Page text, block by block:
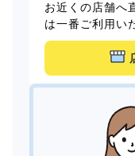
お近くの店舗へ
は一番ご利用い